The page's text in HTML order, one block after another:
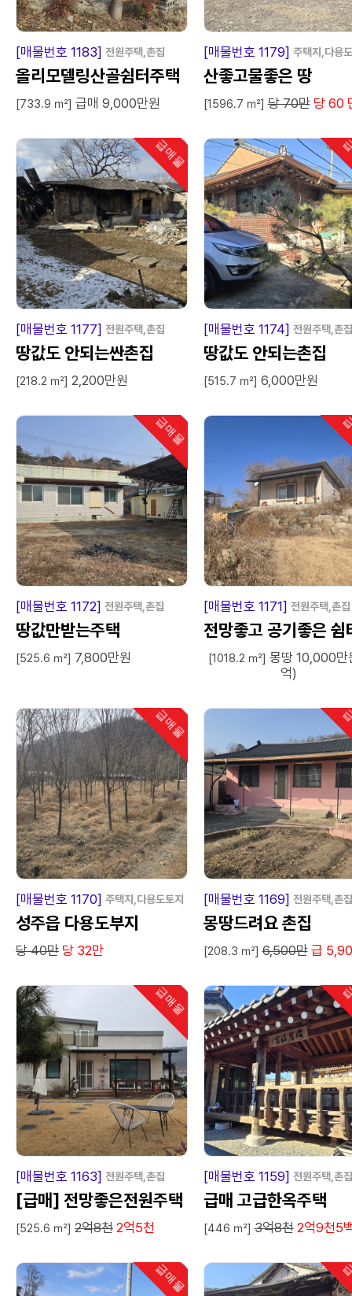
급 매 물
[매물번호 1183] 전원주택,촌집
올리모델링산골쉼터주택
[733.9 ㎡] 급매 9,000만원
급 매
[매물번호 1179] 주택지,다용
산좋고물좋은 땅
[1596.7 ㎡] 당 70만 당 60
급매물
인기
급 매 물
[매물번호 1177] 전원주택,촌집
땅값도 안되는싼촌집
[218.2 ㎡] 2,200만원
급 매
[매물번호 1174] 전원주택,촌집
땅값도 안되는촌집
[515.7 ㎡] 6,000만원
급매물
인기
급 매 물
[매물번호 1172] 전원주택,촌집
땅값만받는주택
[525.6 ㎡] 7,800만원
급 매
[매물번호 1171] 전원주택,촌집
전망좋고 공기좋은 쉼
[1018.2 ㎡] 몽땅 10,000만
억)
급매물
인기
급 매 물
[매물번호 1170] 주택지,다용도토지
성주읍 다용도부지
당 40만 당 32만
급 매
[매물번호 1169] 전원주택,촌집
몽땅드려요 촌집
[208.3 ㎡] 6,500만 급
급매물
인기
급 매 물
[매물번호 1163] 전원주택,촌집
[급매] 전망좋은전원주택
[525.6 ㎡] 2억8천 2억5천
급 매
[매물번호 1159] 전원주택,촌집
급매 고급한옥주택
[446 ㎡] 3억8천 2억9천5
급매물
인기